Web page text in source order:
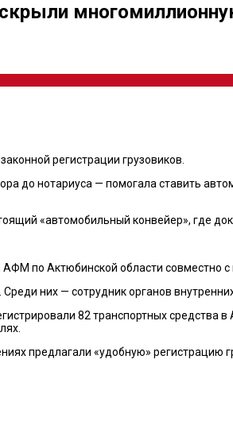
регистрации грузовиков.
до нотариуса — помогала ставить
«автомобильный конвейер», где
по Актюбинской области совместно с
них — сотрудник органов
82 транспортных средства
предлагали «удобную»